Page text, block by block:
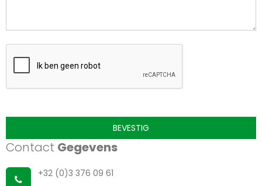
BEVESTIG
Contact Gegevens
+32 (0)3 376 09 61